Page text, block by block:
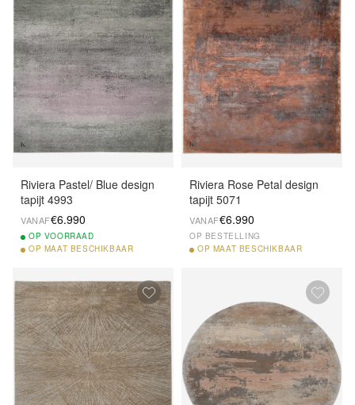
Riviera Pastel/ Blue design
tapijt 4993
VANAF€6.990
OP VOORRAAD
OP MAAT BESCHIKBAAR
Riviera Rose Petal design
tapijt 5071
VANAF€6.990
OP BESTELLING
OP MAAT BESCHIKBAAR